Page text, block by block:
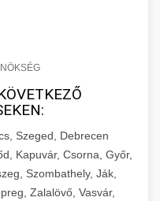
Szeged, Debrecen
Kapuvár, Csorna, Győr,
Szombathely, Ják,
Zalalövő, Vasvár,